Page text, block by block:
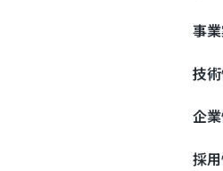
事
技
企
採